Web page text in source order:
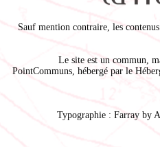
Sauf mention contraire, les
Le site est un commun,
PointCommuns, hébergé par le
Typographie : Farray by